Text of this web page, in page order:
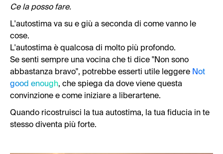
Ce la posso fare.
L'autostima va su e giù a seconda di come vanno le
cose.
L'autostima è qualcosa di molto più profondo.
Se senti sempre una vocina che ti dice "Non sono
abbastanza bravo", potrebbe esserti utile leggere Not
good enough, che spiega da dove viene questa
convinzione e come iniziare a liberartene.
Quando ricostruisci la tua autostima, la tua fiducia in te
stesso diventa più forte.